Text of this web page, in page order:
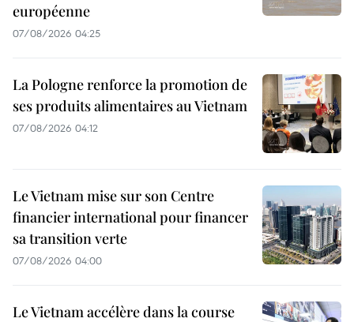
européenne
07/08/2026 04:25
La Pologne renforce la promotion de
ses produits alimentaires au Vietnam
07/08/2026 04:12
Le Vietnam mise sur son Centre
financier international pour financer
sa transition verte
07/08/2026 04:00
Le Vietnam accélère dans la course